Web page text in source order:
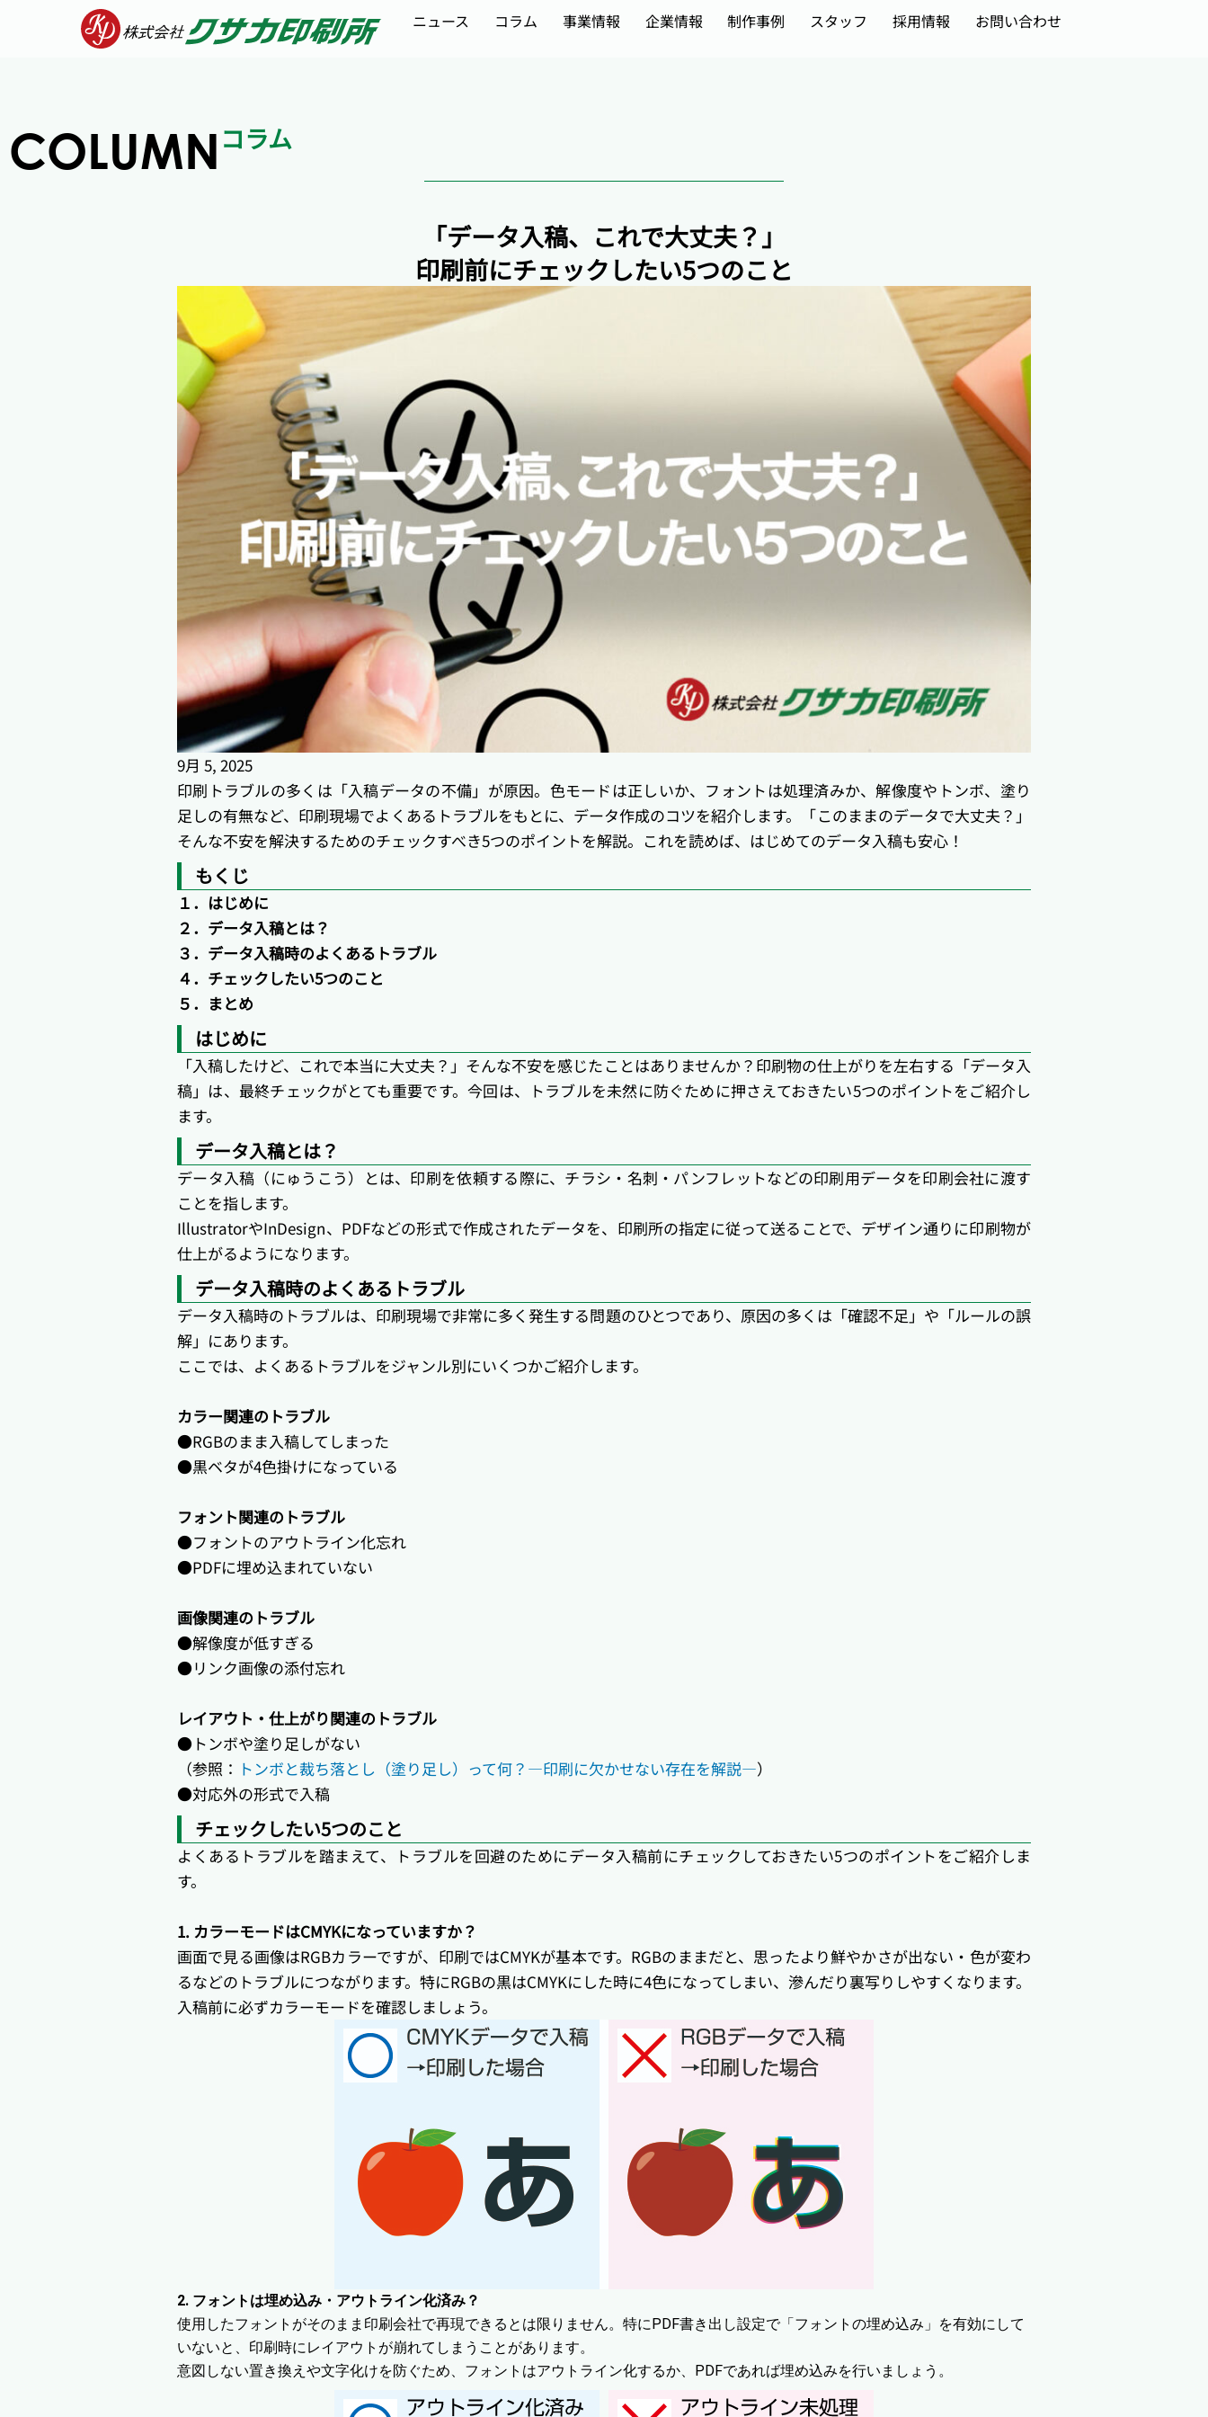
プ
ニュース コラム 事業情報 企業情報 制作事例 スタッフ 採用情報 お問い合わせ
COLUMN コラム
「データ入稿、これで大丈夫？」
印刷前にチェックしたい5つのこと
9月 5, 2025
印刷トラブルの多くは「入稿データの不備」が原因。色モードは正しいか、フォントは処理済みか、解像度やトンボ、塗り
足しの有無など、印刷現場でよくあるトラブルをもとに、データ作成のコツを紹介します。「このままのデータで大丈夫？」
そんな不安を解決するためのチェックすべき5つのポイントを解説。これを読めば、はじめてのデータ入稿も安心！
もくじ
１．はじめに
２．データ入稿とは？
３．データ入稿時のよくあるトラブル
４．チェックしたい5つのこと
５．まとめ
はじめに
「入稿したけど、これで本当に大丈夫？」そんな不安を感じたことはありませんか？印刷物の仕上がりを左右する「データ入
稿」は、最終チェックがとても重要です。今回は、トラブルを未然に防ぐために押さえておきたい5つのポイントをご紹介し
ます。
データ入稿とは？
データ入稿（にゅうこう）とは、印刷を依頼する際に、チラシ・名刺・パンフレットなどの印刷用データを印刷会社に渡す
ことを指します。
IllustratorやInDesign、PDFなどの形式で作成されたデータを、印刷所の指定に従って送ることで、デザイン通りに印刷物が
仕上がるようになります。
データ入稿時のよくあるトラブル
データ入稿時のトラブルは、印刷現場で非常に多く発生する問題のひとつであり、原因の多くは「確認不足」や「ルールの誤
解」にあります。
ここでは、よくあるトラブルをジャンル別にいくつかご紹介します。
カラー関連のトラブル
●RGBのまま入稿してしまった
●黒ベタが4色掛けになっている
フォント関連のトラブル
●フォントのアウトライン化忘れ
●PDFに埋め込まれていない
画像関連のトラブル
●解像度が低すぎる
●リンク画像の添付忘れ
レイアウト・仕上がり関連のトラブル
●トンボや塗り足しがない
（参照： トンボと裁ち落とし（塗り足し）って何？―印刷に欠かせない存在を解説―）
●対応外の形式で入稿
チェックしたい5つのこと
よくあるトラブルを踏まえて、トラブルを回避のためにデータ入稿前にチェックしておきたい5つのポイントをご紹介しま
す。
1. カラーモードはCMYKになっていますか？
画面で見る画像はRGBカラーですが、印刷ではCMYKが基本です。RGBのままだと、思ったより鮮やかさが出ない・色が変わ
るなどのトラブルにつながります。特にRGBの黒はCMYKにした時に4色になってしまい、滲んだり裏写りしやすくなります。
入稿前に必ずカラーモードを確認しましょう。
2. フォントは埋め込み・アウトライン化済み？
使用したフォントがそのまま印刷会社で再現できるとは限りません。特にPDF書き出し設定で「フォントの埋め込み」を有効にして
いないと、印刷時にレイアウトが崩れてしまうことがあります。
意図しない置き換えや文字化けを防ぐため、フォントはアウトライン化するか、PDFであれば埋め込みを行いましょう。